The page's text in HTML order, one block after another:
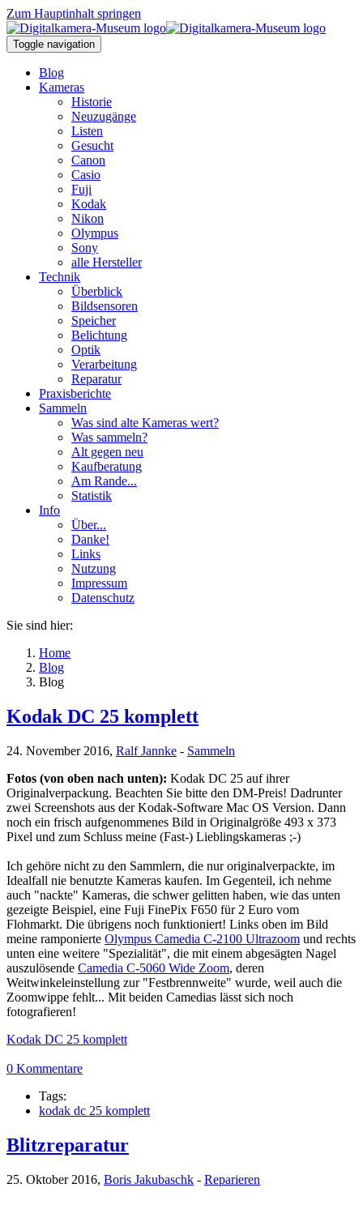
Zum Hauptinhalt springen
Toggle navigation
Blog
Kameras
Historie
Neuzugänge
Listen
Gesucht
Canon
Casio
Fuji
Kodak
Nikon
Olympus
Sony
alle Hersteller
Technik
Überblick
Bildsensoren
Speicher
Belichtung
Optik
Verarbeitung
Reparatur
Praxisberichte
Sammeln
Was sind alte Kameras wert?
Was sammeln?
Alt gegen neu
Kaufberatung
Am Rande...
Statistik
Info
Über...
Danke!
Links
Nutzung
Impressum
Datenschutz
Sie sind hier:
Home
Blog
Blog
Kodak DC 25 komplett
24. November 2016, Ralf Jannke - Sammeln
Fotos (von oben nach unten): Kodak DC 25 auf ihrer
Originalverpackung. Beachten Sie bitte den DM-Preis! Dadrunter
zwei Screenshots aus der Kodak-Software Mac OS Version. Dann
noch ein frisch aufgenommenes Bild in Originalgröße 493 x 373
Pixel und zum Schluss meine (Fast-) Lieblingskameras ;-)
Ich gehöre nicht zu den Sammlern, die nur originalverpackte, im
Idealfall nie benutzte Kameras kaufen. Im Gegenteil, ich nehme
auch "nackte" Kameras, die schwer gelitten haben, wie das unten
gezeigte Beispiel, eine Fuji FinePix F650 für 2 Euro vom
Flohmarkt. Die übrigens noch funktioniert! Links oben im Bild
meine ramponierte Olympus Camedia C-2100 Ultrazoom und rechts
unten eine weitere "Spezialität", die mit einem abgesägten Nagel
auszulösende Camedia C-5060 Wide Zoom, deren
Weitwinkeleinstellung zur "Festbrennweite" wurde, weil auch die
Zoomwippe fehlt... Mit beiden Camedias lässt sich noch
fotografieren!
Kodak DC 25 komplett
0 Kommentare
Tags:
kodak dc 25 komplett
Blitzreparatur
25. Oktober 2016, Boris Jakubaschk - Reparieren